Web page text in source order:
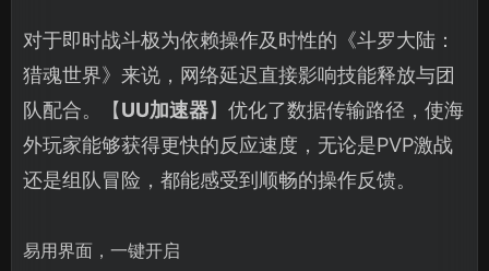
对于即时战斗极为依赖操作及时性的《斗罗大陆：
猎魂世界》来说，网络延迟直接影响技能释放与团
队配合。【UU加速器】优化了数据传输路径，使海
外玩家能够获得更快的反应速度，无论是PVP激战
还是组队冒险，都能感受到顺畅的操作反馈。
易用界面，一键开启